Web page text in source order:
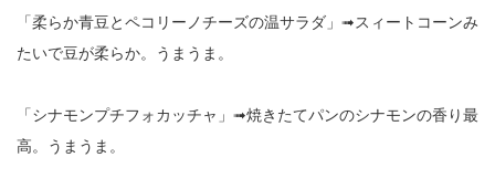
「柔らか青豆とペコリーノチーズの温サラダ」➟スィートコーンみ
たいで豆が柔らか。うまうま。
「シナモンプチフォカッチャ」➟焼きたてパンのシナモンの香り最
高。うまうま。